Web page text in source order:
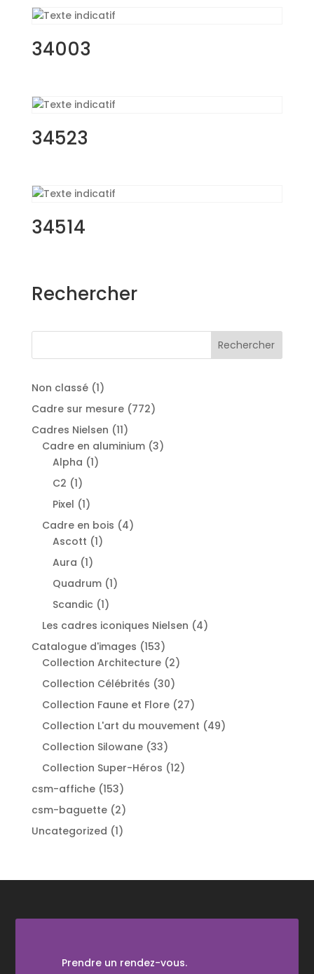
34003
34523
34514
Rechercher
Rechercher
Non classé 11
produit
Cadre sur mesure 772772
Cadres Nielsen 1111
produits
Cadre en aluminium 33
Alpha 11
C2 11
produit
Pixel 11
produit
Cadre en bois 44
Ascott 11
Aura 11
produit
Quadrum 11
Scandic 11
produit
Les cadres iconiques Nielsen 44
Catalogue d'images 153153
produits
Collection Architecture 22
Collection Célébrités 3030
produits
Collection Faune et Flore 2727
produits
Collection L'art du mouvement 4949
Collection Silowane 3333
produits
Collection Super-Héros 1212
csm-affiche 153153
produits
csm-baguette 22
produits
Uncategorized 11
Prendre un rendez-vous.